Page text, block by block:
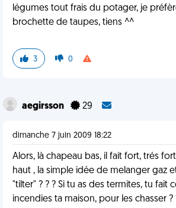
légumes tout frais du potager, je
brochette de taupes, tiens ^^
3 0
aegirsson 29
dimanche 7 juin 2009 18:22
Alors, là chapeau bas, il fait fort, trés
haut , la simple idée de melanger gaz
"tilter" ? ? ? Si tu as des termites, tu fait
incendies ta maison, pour les chasser ?